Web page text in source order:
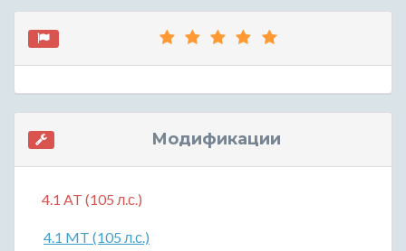
Модификации
4.1 AT (105 л.с.)
4.1 MT (105 л.с.)